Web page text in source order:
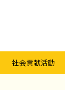
社会貢献活動